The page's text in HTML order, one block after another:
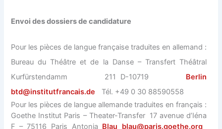
Envoi des dossiers de candidature
Pour les pièces de langue française traduites en allemand :
Bureau du Théâtre et de la Danse – Transfert Théâtral
Kurfürstendamm 211 D-10719 Berlin
btd@institutfrancais.de Tél. +49 0 30 88590558
Pour les pièces de langue allemande traduites en français :
Goethe Institut Paris – Theater-Transfer 17 avenue d’Iéna
F – 75116 Paris Antonia Blau blau@paris.goethe.org